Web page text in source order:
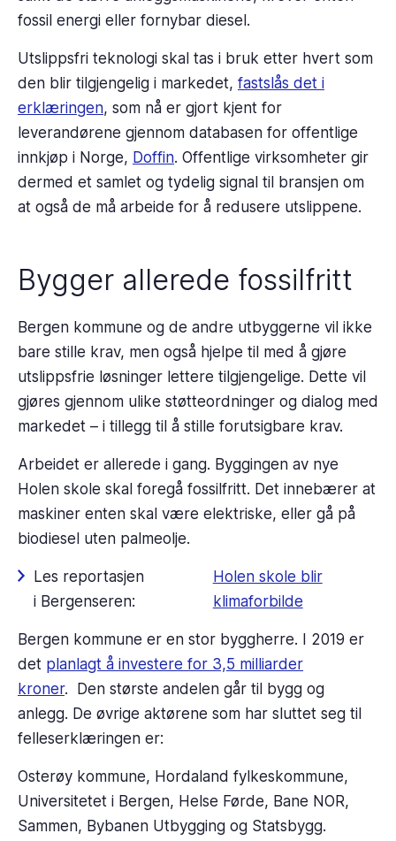
fossil energi eller fornybar diesel.
Utslippsfri teknologi skal tas i bruk etter hvert som
den blir tilgjengelig i markedet, fastslås det i
erklæringen, som nå er gjort kjent for
leverandørene gjennom databasen for offentlige
innkjøp i Norge, Doffin. Offentlige virksomheter gir
dermed et samlet og tydelig signal til bransjen om
at også de må arbeide for å redusere utslippene.
Bygger allerede fossilfritt
Bergen kommune og de andre utbyggerne vil ikke
bare stille krav, men også hjelpe til med å gjøre
utslippsfrie løsninger lettere tilgjengelige. Dette vil
gjøres gjennom ulike støtteordninger og dialog med
markedet – i tillegg til å stille forutsigbare krav.
Arbeidet er allerede i gang. Byggingen av nye
Holen skole skal foregå fossilfritt. Det innebærer at
maskiner enten skal være elektriske, eller gå på
biodiesel uten palmeolje.
Les reportasjen
i Bergenseren:
Holen skole blir
klimaforbilde
Bergen kommune er en stor byggherre. I 2019 er
det planlagt å investere for 3,5 milliarder
kroner. Den største andelen går til bygg og
anlegg. De øvrige aktørene som har sluttet seg til
felleserklæringen er:
Osterøy kommune, Hordaland fylkeskommune,
Universitetet i Bergen, Helse Førde, Bane NOR,
Sammen, Bybanen Utbygging og Statsbygg.